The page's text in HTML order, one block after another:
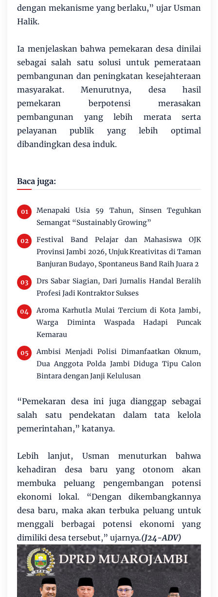
dengan mekanisme yang berlaku,” ujar Usman
Halik.
Ia menjelaskan bahwa pemekaran desa dinilai
sebagai salah satu solusi untuk pemerataan
pembangunan dan peningkatan kesejahteraan
masyarakat. Menurutnya, desa hasil
pemekaran berpotensi merasakan
pembangunan yang lebih merata serta
pelayanan publik yang lebih optimal
dibandingkan desa induk.
Baca juga:
Menapaki Usia 59 Tahun, Sinsen Teguhkan
Semangat “Sustainably Growing”
Festival Band Pelajar dan Mahasiswa OJK
Provinsi Jambi 2026, Unjuk Kreativitas di Taman
Banjuran Budayo, Spontaneus Band Raih Juara 2
Drs Sabar Siagian, Dari Jurnalis Handal Beralih
Profesi Jadi Kontraktor Sukses
Aroma Karhutla Mulai Tercium di Kota Jambi,
Warga Diminta Waspada Hadapi Puncak
Kemarau
Ambisi Menjadi Polisi Dimanfaatkan Oknum,
Dua Anggota Polda Jambi Diduga Tipu Calon
Bintara dengan Janji Kelulusan
“Pemekaran desa ini juga dianggap sebagai
salah satu pendekatan dalam tata kelola
pemerintahan,” katanya.
Lebih lanjut, Usman menuturkan bahwa
kehadiran desa baru yang otonom akan
membuka peluang pengembangan potensi
ekonomi lokal. “Dengan dikembangkannya
desa baru, maka akan terbuka peluang untuk
menggali berbagai potensi ekonomi yang
dimiliki desa tersebut,” ujarnya.(J24-ADV)